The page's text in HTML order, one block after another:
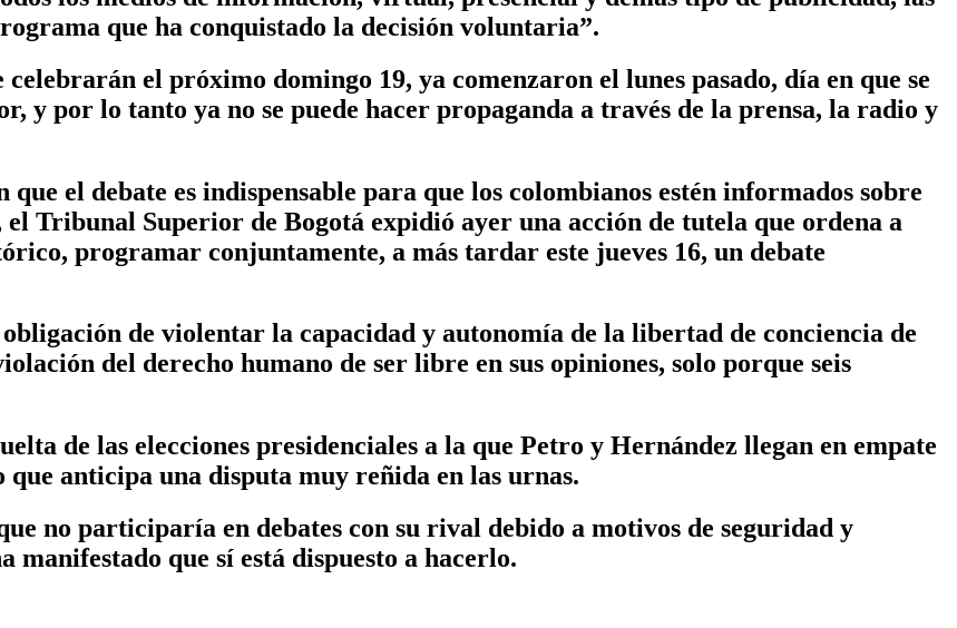
que ha conquistado la decisión voluntaria”.
celebrarán el próximo domingo 19, ya comenzaron el lunes pasado, día en que se
y por lo tanto ya no se puede hacer propaganda a través de la prensa, la radio y
el debate es indispensable para que los colombianos estén informados sobre
el Tribunal Superior de Bogotá expidió ayer una acción de tutela que ordena a
programar conjuntamente, a más tardar este jueves 16, un debate
de violentar la capacidad y autonomía de la libertad de conciencia de
del derecho humano de ser libre en sus opiniones, solo porque seis
de las elecciones presidenciales a la que Petro y Hernández llegan en empate
que anticipa una disputa muy reñida en las urnas.
no participaría en debates con su rival debido a motivos de seguridad y
manifestado que sí está dispuesto a hacerlo.